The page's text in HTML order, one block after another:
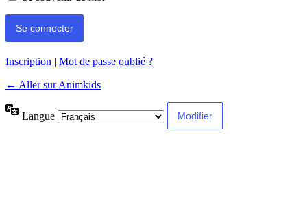
Inscription | Mot de passe oublié ?
← Aller sur Animkids
Langue